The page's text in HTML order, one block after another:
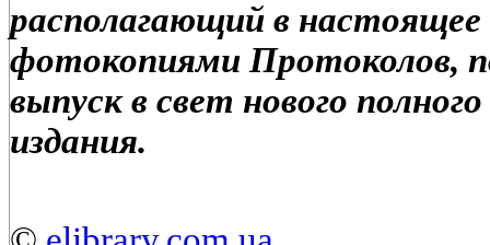
располагающий в
фотокопиями Протоколов,
выпуск в свет нового
издания.